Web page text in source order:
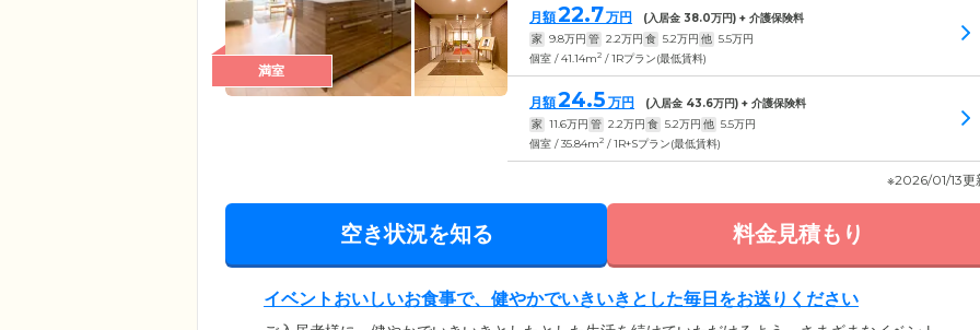
満室
月額22.7万円 (入居金 38.0万円) + 介護保険料
家 9.8万円 管 2.2万円 食 5.2万円 他 5.5万円
個室 / 41.14m2 / 1Rプラン(最低賃料)
月額24.5 万円 (入居金 43.6万円) + 介護保険料
家 11.6万円 管 2.2万円 食 5.2万円 他 5.5万円
個室 / 35.84m2 / 1R+Sプラン(最低賃料)
※2026/01/13更
空き状況を知る 料金見積もり
イベントおいしいお食事で、健やかでいきいきとした毎日をお送りください